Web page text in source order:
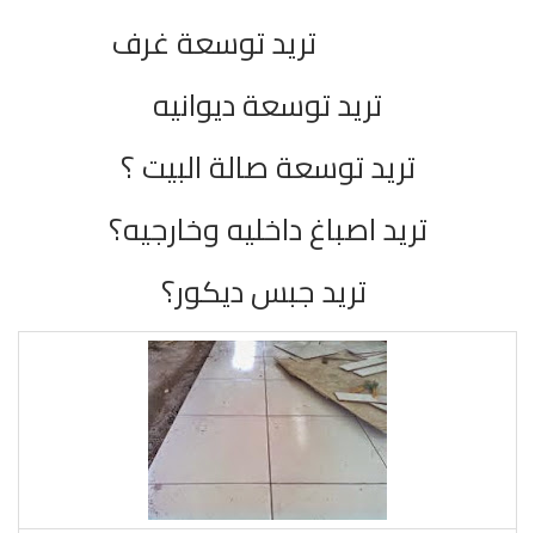
تريد توسعة غرف
تريد توسعة ديوانيه
تريد توسعة صالة البيت ؟
تريد اصباغ داخليه وخارجيه؟
تريد جبس ديكور؟